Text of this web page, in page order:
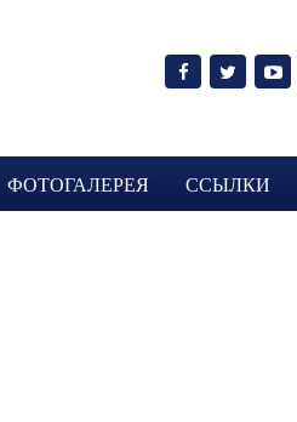
ФОТОГАЛЕРЕЯ ССЫЛКИ